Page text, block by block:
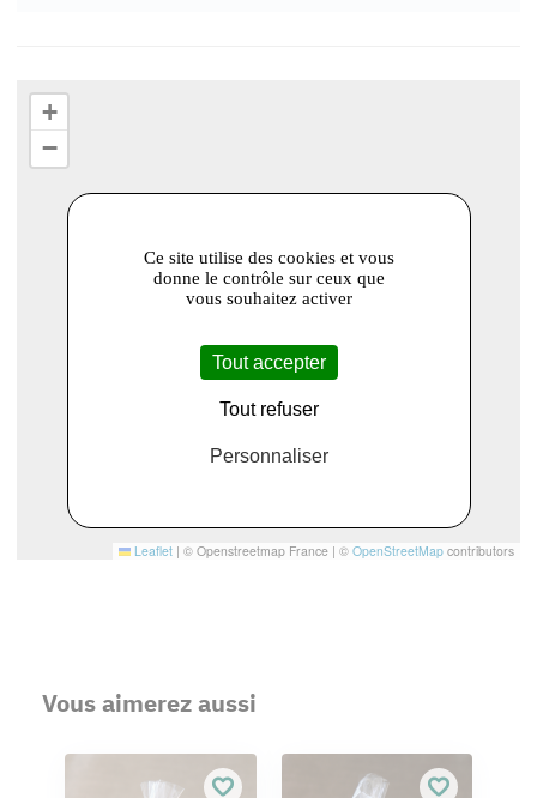
+
−
Leaflet | © Openstreetmap France | © OpenStreetMap contributors
Vous aimerez aussi
Ce site utilise des cookies et vous
donne le contrôle sur ceux que
vous souhaitez activer
Tout accepter
Tout refuser
Personnaliser